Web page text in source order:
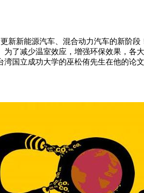
新新能源汽车、混合动力汽车的新阶
了减少温室效应，增强环保效果，
国立成功大学的巫松侑先生在他的论